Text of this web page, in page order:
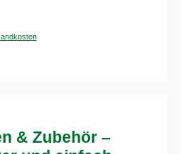
& Zubehör –